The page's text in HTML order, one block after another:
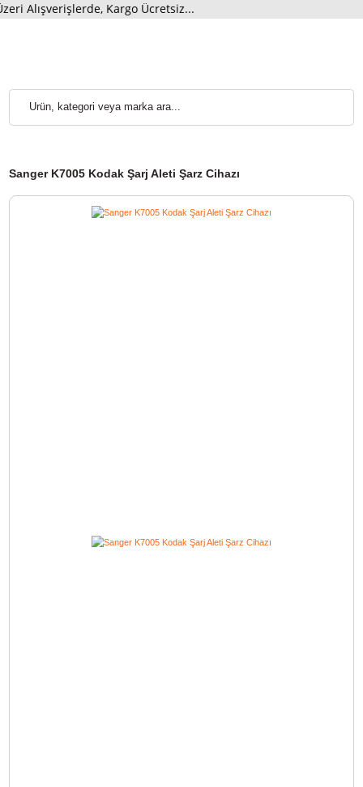
Sanger K7005 Kodak Şarj Aleti Şarz Cihazı
Kargo Ücretsiz...